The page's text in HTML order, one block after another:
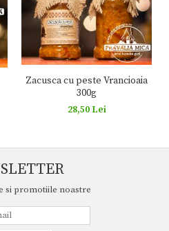
Zacusca cu peste Vrancioaia
300g
28,50 Lei
si promotiile noastre